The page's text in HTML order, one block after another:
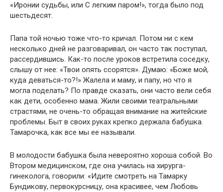
«Иронии судьбы, или С легким паром!», тогда было под
шестьдесят.
Папа той ночью тоже что-то кричал. Потом ни с кем
несколько дней не разговаривал, он часто так поступал,
рассердившись. Как-то после уроков встретила соседку,
слышу от нее: «Твои опять ссорятся». Думаю: «Боже мой,
куда деваться-то?!» Жалела и маму, и папу, но что я
могла поделать? По правде сказать, они часто вели себя
как дети, особенно мама. Жили своими театральными
страстями, не очень-то обращая внимание на житейские
проблемы. Быт в своих руках крепко держала бабушка.
Тамарочка, как все мы ее называли.
В молодости бабушка была невероятно хороша собой. Во
Втором медицинском, где она училась на хирурга-
гинеколога, говорили: «Идите смотреть на Тамарку
Бундикову, первокурсницу, она красивее, чем Любовь